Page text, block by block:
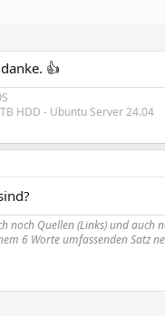
👍
HDD - Ubuntu Server 24.04
noch Quellen (Links) und auch
6 Worte umfassenden Satz